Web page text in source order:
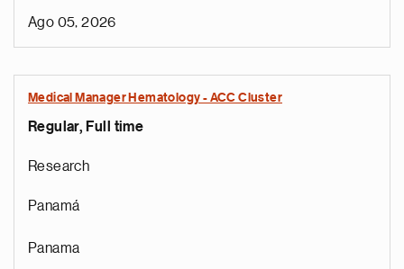
Ago 05, 2026
Medical Manager Hematology - ACC Cluster
Regular, Full time
Research
Panamá
Panama